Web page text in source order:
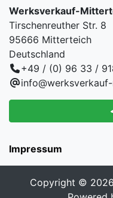
Werksverkauf-
Tirschenreuther Str. 8
95666 Mitterteich
Deutschland
+49 / (0) 96 33 /
Impressum
Copyright © 2026